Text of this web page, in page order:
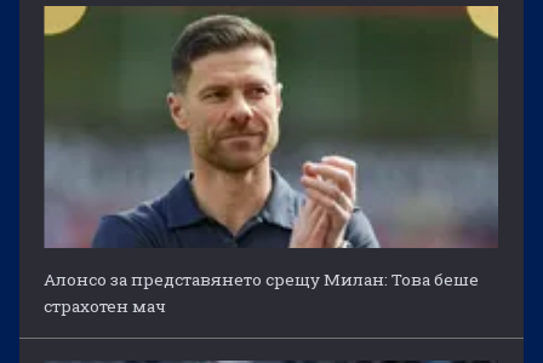
Алонсо за представянето срещу Милан: Това беше
страхотен мач